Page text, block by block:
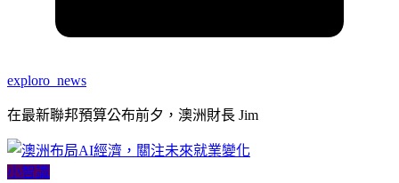
exploro_news
在最新聯邦預算公布前夕，澳洲財長 Jim
小智識